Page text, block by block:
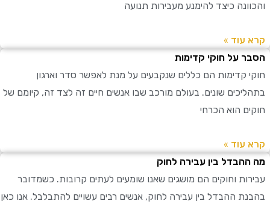
כיצד להימנע מעבירות תנועה
»
על חוקי קדימות
קדימות הם כללים שנקבעים על מנת לאפשר סדר וארגון
שונים. בעולם מורכב שבו אנשים חיים זה לצד זה, קיומם של
הוא הכרחי
»
בין עבירה לחוק
וחוקים הם מושגים שאנו שומעים לעתים קרובות. כשמדובר
ההבדל בין עבירה לחוק, אנשים רבים עשויים להתבלבל. אנו כאן